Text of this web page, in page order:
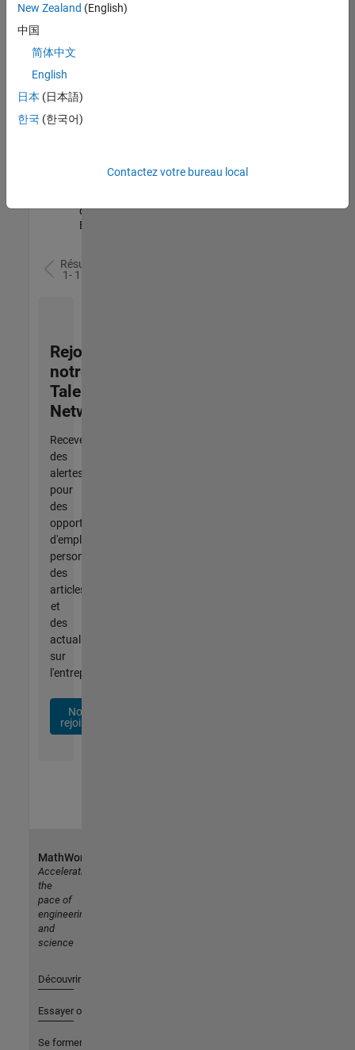
des
opportunités
votre
région.
Senior Software Quality Engineer
Senior
Engineer
qualité |
Expérimenté(e)
Résultats
1- 1 de
Rejoignez
notre
Talent
Network
Recevez
des
alertes
pour
des
opportunités
d'emploi
personnalisées,
des
articles
et
des
actualités
sur
l'entreprise.
Nous
rejoindre
New Zealand (English)
中国
简体中文
English
日本 (日本語)
한국 (한국어)
Contactez votre bureau local
MathWorks
Accelerating
the
pace of
engineering
and
science
Découvrir les produits
Essayer ou acheter
Se former